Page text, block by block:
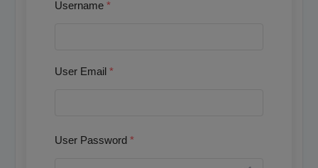
Username *
User Email *
User Password *